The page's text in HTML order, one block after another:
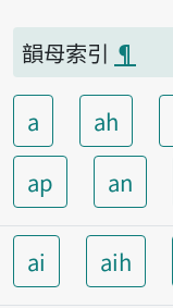
韻母索引 ¶
a ah
ap
an
ai aih